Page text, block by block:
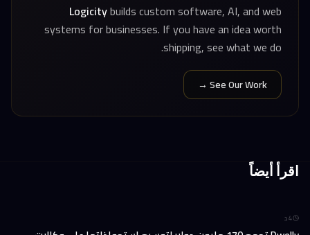
Logicitybuilds custom software, AI, and web
systems for businesses. If you have an idea worth
shipping, see what we do.
See Our Work →
اقرأ أيضاً
4د